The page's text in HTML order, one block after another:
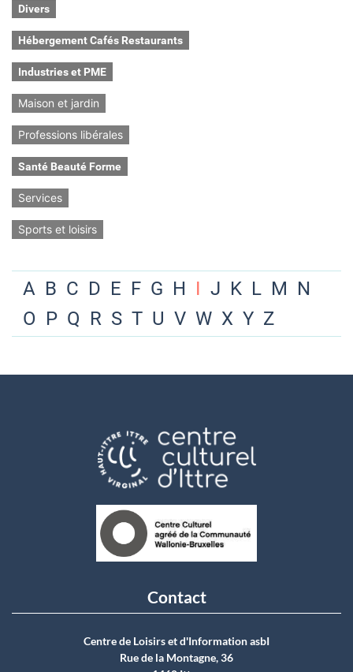
Divers
Hébergement Cafés Restaurants
Industries et PME
Maison et jardin
Professions libérales
Santé Beauté Forme
Services
Sports et loisirs
A B C D E F G H I J K L M N
O P Q R S T U V W X Y Z
Contact
Centre de Loisirs et d'Information asbI
Rue de la Montagne, 36